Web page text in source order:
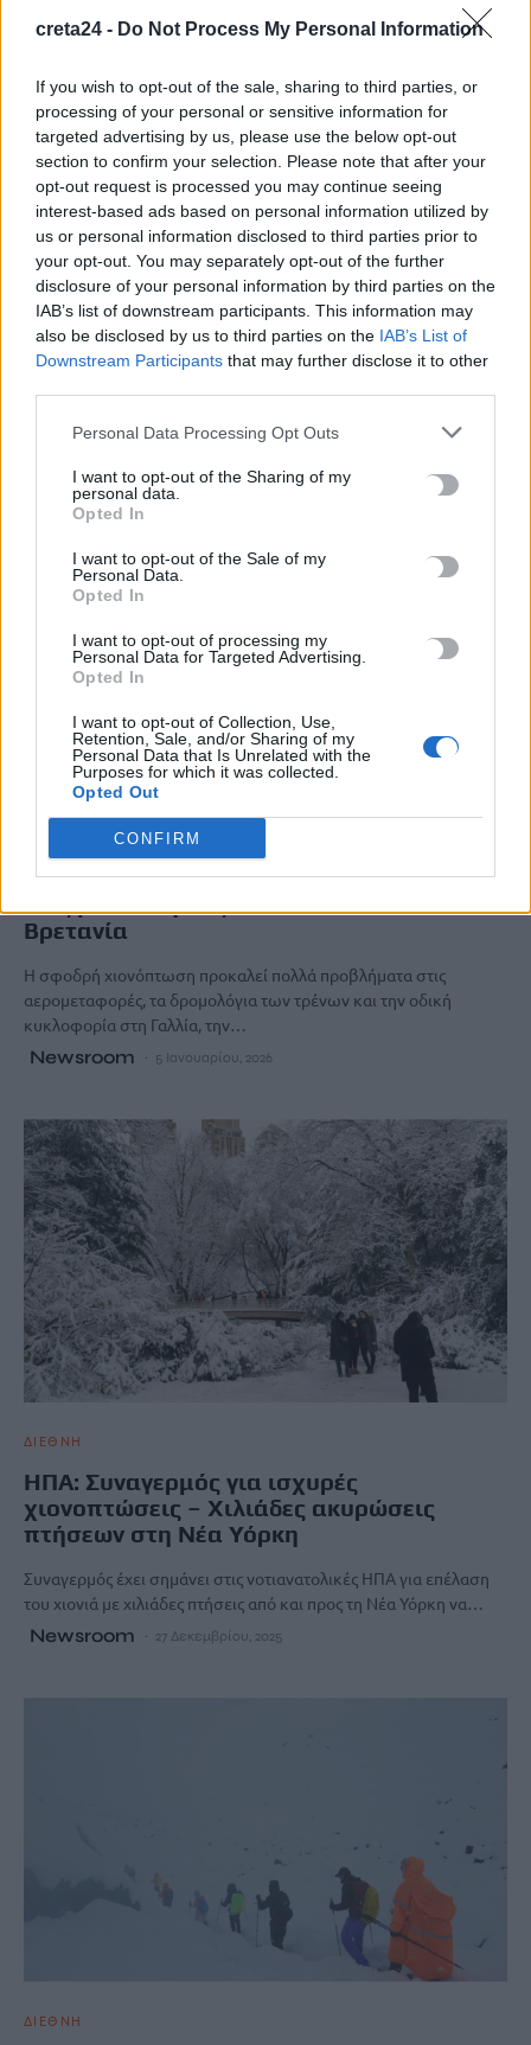
creta24 - Do Not Process My Personal Information
If you wish to opt-out of the sale, sharing to third parties, or
processing of your personal or sensitive information for
targeted advertising by us, please use the below opt-out
section to confirm your selection. Please note that after your
opt-out request is processed you may continue seeing
interest-based ads based on personal information utilized by
us or personal information disclosed to third parties prior to
your opt-out. You may separately opt-out of the further
disclosure of your personal information by third parties on the
IAB’s list of downstream participants. This information may
also be disclosed by us to third parties on the IAB’s List of
Downstream Participants that may further disclose it to other
Personal Data Processing Opt Outs
I want to opt-out of the Sharing of my
personal data.
Opted In
I want to opt-out of the Sale of my
Personal Data.
Opted In
I want to opt-out of processing my
Personal Data for Targeted Advertising.
Opted In
I want to opt-out of Collection, Use,
Retention, Sale, and/or Sharing of my
Personal Data that Is Unrelated with the
Purposes for which it was collected.
Opted Out
CONFIRM
UNCATEGORIZED
Κόντρα των μετεωρολόγων για
χιονοπτώσεις τη Δευτέρα: «Θα ντυθούν
στα λευκά τα νησιά» -«Χαλάνε την
πιάτσα…»
Διίστανται οι απόψεις των μετεωρολόγων για το αν θα έχουμε
Σφοδρές χιονοπτώσεις και προβλήματα
Βρετανία
Η σφοδρή χιονόπτωση προκαλεί πολλά προβλήματα στις
αερομεταφορές, τα δρομολόγια των τρένων και την οδική
κυκλοφορία στη Γαλλία, την…
Newsroom 5 Ιανουαρίου, 2026
ΔΙΕΘΝΗ
ΗΠΑ: Συναγερμός για ισχυρές
χιονοπτώσεις – Χιλιάδες ακυρώσεις
πτήσεων στη Νέα Υόρκη
Συναγερμός έχει σημάνει στις νοτιανατολικές ΗΠΑ για επέλαση
του χιονιά με χιλιάδες πτήσεις από και προς τη Νέα Υόρκη να…
Newsroom 27 Δεκεμβρίου, 2025
ΔΙΕΘΝΗ